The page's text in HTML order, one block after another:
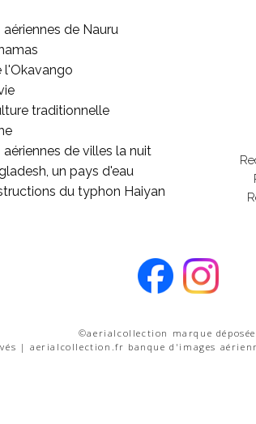
de Nauru
l'Okavango
traditionnelle
de villes la nuit
un pays d'eau
du typhon Haiyan
©aerialcollection marque déposée
| aerialcollection.fr banque d'images